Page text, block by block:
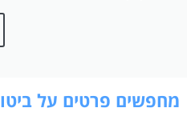
מחפשים פרטים על